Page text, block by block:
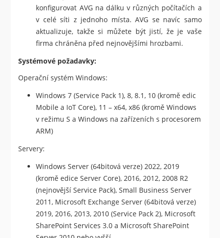
konfigurovat AVG na dálku v různých počítačích a
v celé síti z jednoho místa. AVG se navíc samo
aktualizuje, takže si můžete být jistí, že je vaše
firma chráněna před nejnovějšími hrozbami.
Systémové požadavky:
Operační systém Windows:
Windows 7 (Service Pack 1), 8, 8.1, 10 (kromě edic
Mobile a IoT Core), 11 – x64, x86 (kromě Windows
v režimu S a Windows na zařízeních s procesorem
ARM)
Servery:
Windows Server (64bitová verze) 2022, 2019
(kromě edice Server Core), 2016, 2012, 2008 R2
(nejnovější Service Pack), Small Business Server
2011, Microsoft Exchange Server (64bitová verze)
2019, 2016, 2013, 2010 (Service Pack 2), Microsoft
SharePoint Services 3.0 a Microsoft SharePoint